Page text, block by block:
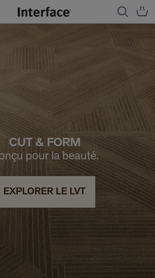
CUT & FORM
pour la beauté.
EXPLORER LE LVT